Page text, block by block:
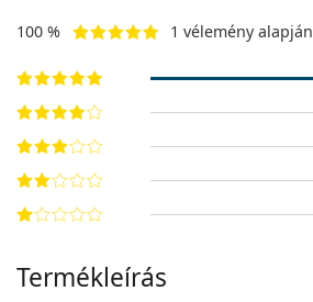
100 % 1 vélemény alapján
Termékleírás